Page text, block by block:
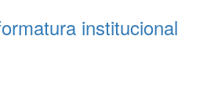
institucional